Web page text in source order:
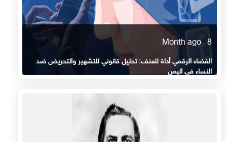
8 Month ago
الفضاء الرقمي أداة للعنف: تحليل قانوني للتشهير والتحريض ضد
النساء في اليمن